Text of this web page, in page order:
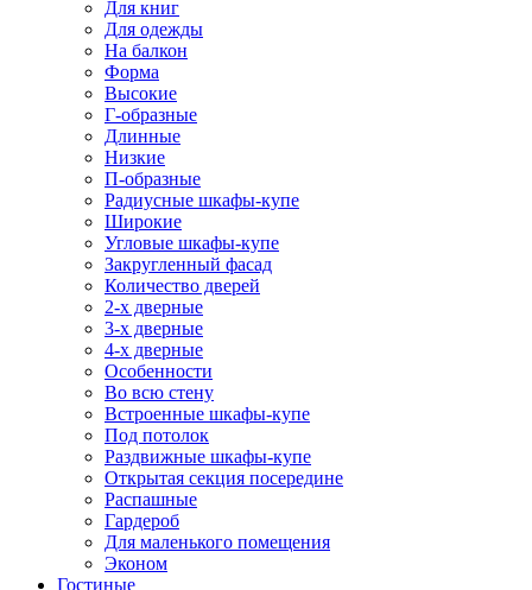
Для книг
Для одежды
На балкон
Форма
Высокие
Г-образные
Длинные
Низкие
П-образные
Радиусные шкафы-купе
Широкие
Угловые шкафы-купе
Закругленный фасад
Количество дверей
2-х дверные
3-х дверные
4-х дверные
Особенности
Во всю стену
Встроенные шкафы-купе
Под потолок
Раздвижные шкафы-купе
Открытая секция посередине
Распашные
Гардероб
Для маленького помещения
Эконом
Гостиные